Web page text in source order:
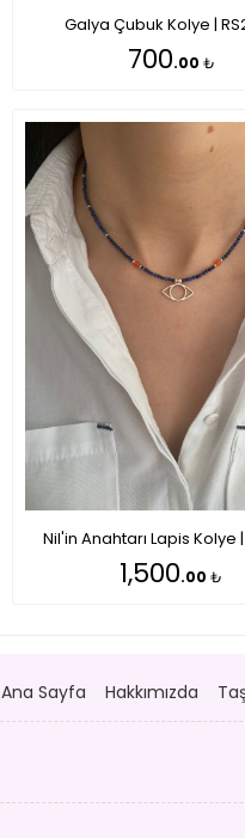
Galya Çubuk Kolye |
700.00 ₺
Nil'in Anahtarı Lapis Kolye |
1,500.00 ₺
Ana Sayfa Hakkımızda